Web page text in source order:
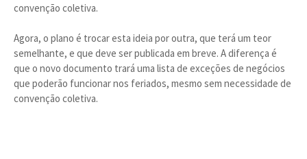
convenção coletiva.
Agora, o plano é trocar esta ideia por outra, que terá um teor
semelhante, e que deve ser publicada em breve. A diferença é
que o novo documento trará uma lista de exceções de negócios
que poderão funcionar nos feriados, mesmo sem necessidade de
convenção coletiva.